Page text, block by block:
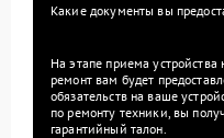
Какие документы вы
На этапе приема
ремонт вам будет
обязательств на ваше
по ремонту техники, вы
гарантийный талон.